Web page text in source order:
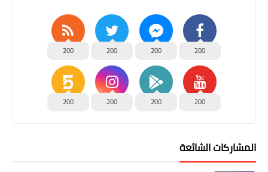
200
200
200
200
200
200
200
200
المشاركات الشائعة